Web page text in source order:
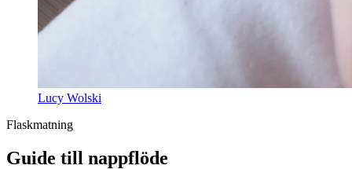
Lucy Wolski
Flaskmatning
Guide till nappflöde